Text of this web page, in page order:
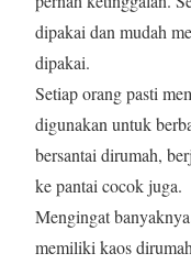
dipakai dan mudah
dipakai.
Setiap orang pasti
digunakan untuk
bersantai dirumah,
ke pantai cocok juga.
Mengingat
memiliki kaos